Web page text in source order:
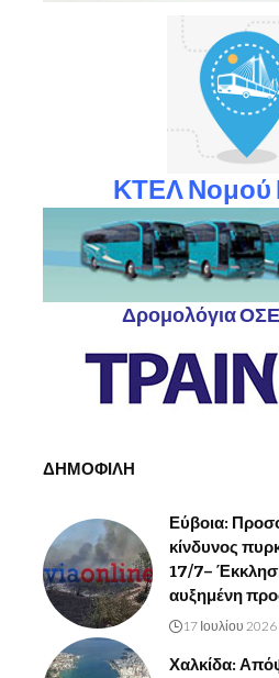
ΚΤΕΛ Νομού
Δρομολόγια
ΔΗΜΟΦΙΛΗ
Εύβοια:
κίνδυνος
17/7–
αυξημένη
17 Ιουλίου 2026
Χαλκίδα: